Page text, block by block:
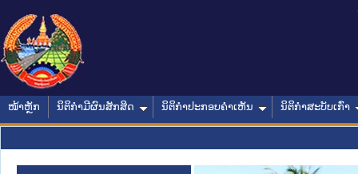
ໜ້າຫຼັກ ນິຕິກໍາມີຜົນສັກສິດ ນິຕິກໍາປະກອບຄໍາເຫັນ ນິຕິກໍາສະບັບເກົ່າ